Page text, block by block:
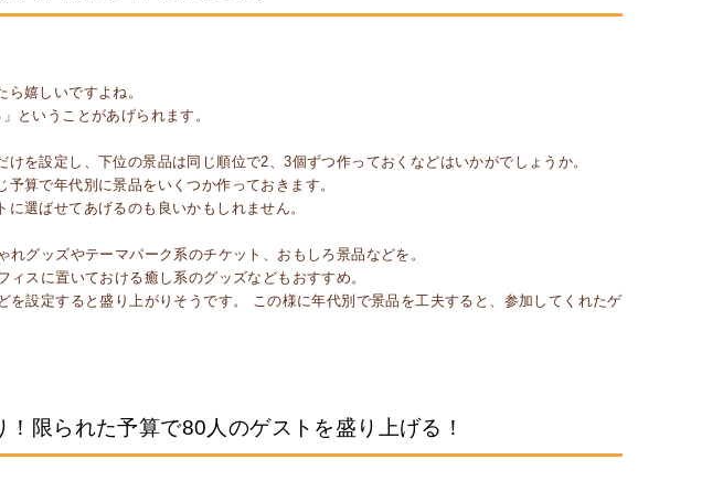
嬉しいですよね。
ということがあげられます。
を設定し、下位の景品は同じ順位で2、3個ずつ作っておくなどはいかがでしょうか。
算で年代別に景品をいくつか作っておきます。
選ばせてあげるのも良いかもしれません。
グッズやテーマパーク系のチケット、おもしろ景品などを。
スに置いておける癒し系のグッズなどもおすすめ。
を設定すると盛り上がりそうです。 この様に年代別で景品を工夫すると、参加してくれたゲ
！限られた予算で80人のゲストを盛り上げる！